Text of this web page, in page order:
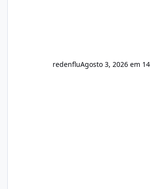
redenfluAgosto 3, 2026 em